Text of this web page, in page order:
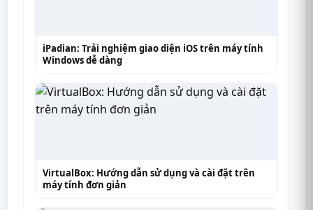
iPadian: Trải nghiệm giao diện iOS trên máy tính
Windows dễ dàng
VirtualBox: Hướng dẫn sử dụng và cài đặt trên
máy tính đơn giản